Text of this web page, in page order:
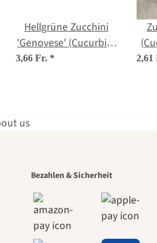
Hellgrüne Zucchini
'Genovese' (Cucurbita
pepo) Bio
3,66 Fr. *
zu uns
Bezahlen & Sicherheit